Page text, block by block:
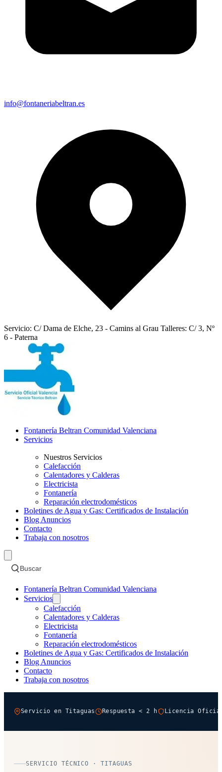
info@fontaneriabeltran.es
Servicio: C/ Dama de Elche, 23 - Camins al Grau Talleres: C/ 3, Nº
6 - Paterna
Fontanería Beltran Comunidad Valenciana
Servicios
Nuestros Servicios
Calefacción
Calentadores y Calderas
Electricista
Fontanería
Reparación electrodomésticos
Boletines de Agua y Gas: Certificados de Instalación
Blog Anuncios
Contacto
Trabaja con nosotros
Buscar
Fontanería Beltran Comunidad Valenciana
Servicios
Calefacción
Calentadores y Calderas
Electricista
Fontanería
Reparación electrodomésticos
Boletines de Agua y Gas: Certificados de Instalación
Blog Anuncios
Contacto
Trabaja con nosotros
Servicio en Titaguas Respuesta < 2 h Licencia
SERVICIO TÉCNICO · TITAGUAS